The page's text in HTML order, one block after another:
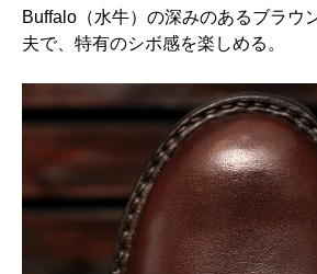
Buffalo（水牛）の深みのあるブラウ
夫で、特有のシボ感を楽しめる。